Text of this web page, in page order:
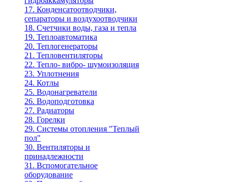
17. Конденсатоотводчики,
сепараторы и воздухоотводчики
18. Счетчики воды, газа и тепла
19. Теплоавтоматика
20. Теплогенераторы
21. Тепловентиляторы
22. Тепло- вибро- шумоизоляция
23. Уплотнения
24. Котлы
25. Водонагреватели
26. Водоподготовка
27. Радиаторы
28. Горелки
29. Системы отопления "Теплый
пол"
30. Вентиляторы и
принадлежности
31. Вспомогательное
оборудование